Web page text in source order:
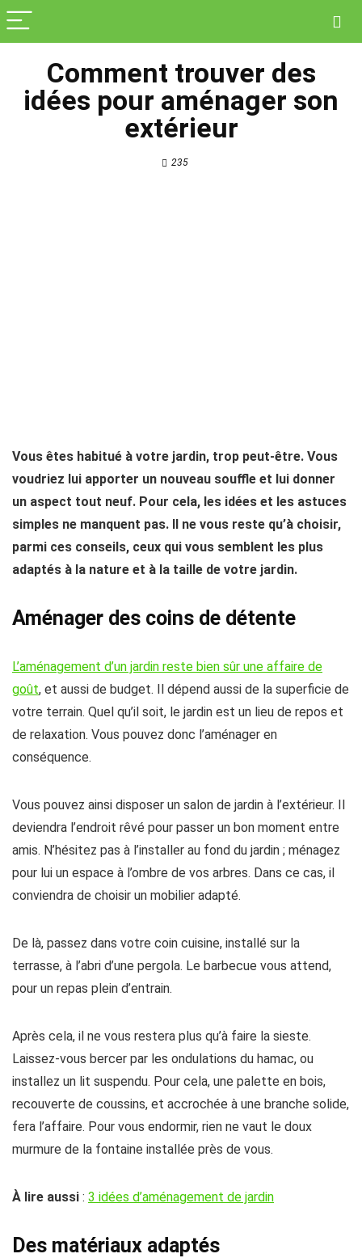
Comment trouver des
idées pour aménager son
extérieur
235
Vous êtes habitué à votre jardin, trop peut-être. Vous
voudriez lui apporter un nouveau souffle et lui donner
un aspect tout neuf. Pour cela, les idées et les astuces
simples ne manquent pas. Il ne vous reste qu’à choisir,
parmi ces conseils, ceux qui vous semblent les plus
adaptés à la nature et à la taille de votre jardin.
Aménager des coins de détente
L’aménagement d’un jardin reste bien sûr une affaire de
goût, et aussi de budget. Il dépend aussi de la superficie de
votre terrain. Quel qu’il soit, le jardin est un lieu de repos et
de relaxation. Vous pouvez donc l’aménager en
conséquence.
Vous pouvez ainsi disposer un salon de jardin à l’extérieur. Il
deviendra l’endroit rêvé pour passer un bon moment entre
amis. N’hésitez pas à l’installer au fond du jardin ; ménagez
pour lui un espace à l’ombre de vos arbres. Dans ce cas, il
conviendra de choisir un mobilier adapté.
De là, passez dans votre coin cuisine, installé sur la
terrasse, à l’abri d’une pergola. Le barbecue vous attend,
pour un repas plein d’entrain.
Après cela, il ne vous restera plus qu’à faire la sieste.
Laissez-vous bercer par les ondulations du hamac, ou
installez un lit suspendu. Pour cela, une palette en bois,
recouverte de coussins, et accrochée à une branche solide,
fera l’affaire. Pour vous endormir, rien ne vaut le doux
murmure de la fontaine installée près de vous.
À lire aussi : 3 idées d’aménagement de jardin
Des matériaux adaptés